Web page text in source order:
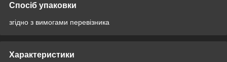
Спосіб упаковки
згідно з вимогами перевізника
Характеристики